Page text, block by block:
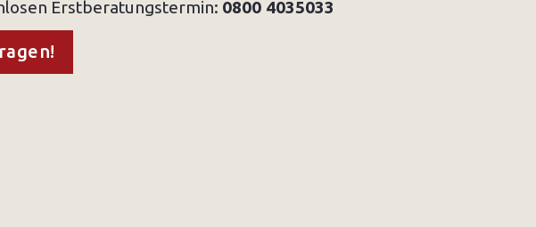
Erstberatungstermin: 0800 4035033